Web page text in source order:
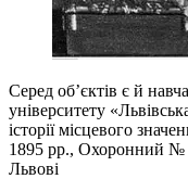
Серед об’єктів є й
університету
історії місцевого
1895 рр., Охоронний №
Львові